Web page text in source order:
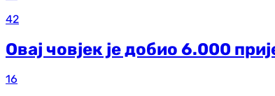
42
Овај човјек је добио 6.000
16